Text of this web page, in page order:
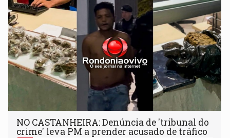
NO CASTANHEIRA: ​Denúncia de 'tribunal do
crime' leva PM a prender acusado de tráfico